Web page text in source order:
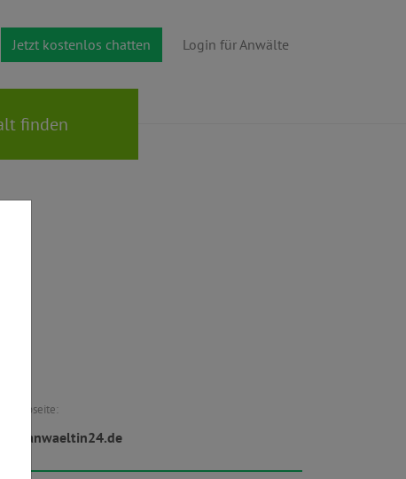
Jetzt kostenlos chatten Login für Anwälte
Webseite:
www.anwaeltin24.de